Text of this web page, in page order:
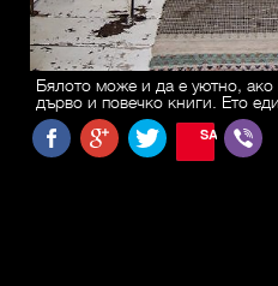
Бялото може и да е уютно,
дърво и повечко книги. Ето
SAVE